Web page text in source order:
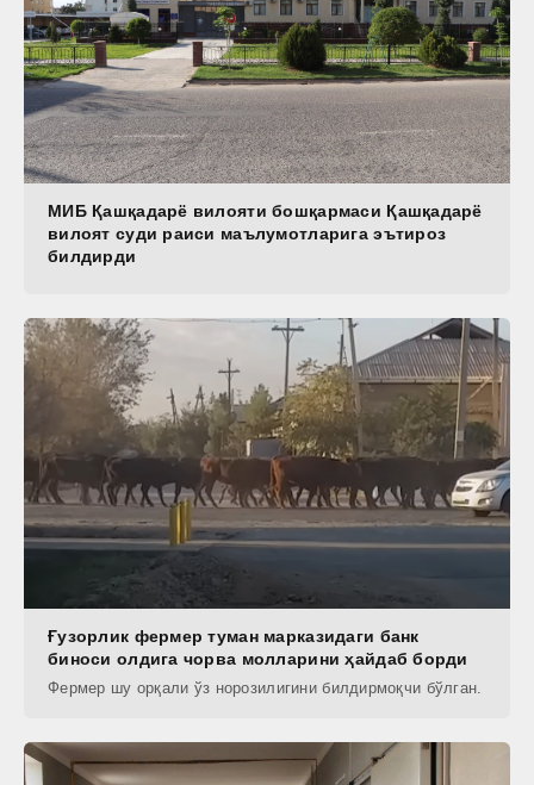
МИБ Қашқадарё вилояти бошқармаси Қашқадарё
вилоят суди раиси маълумотларига эътироз
билдирди
Ғузорлик фермер туман марказидаги банк
биноси олдига чорва молларини ҳайдаб борди
Фермер шу орқали ўз норозилигини билдирмоқчи бўлган.